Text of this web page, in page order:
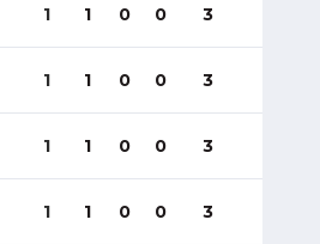
1 1 0 0 3
1 1 0 0 3
1 1 0 0 3
1 1 0 0 3